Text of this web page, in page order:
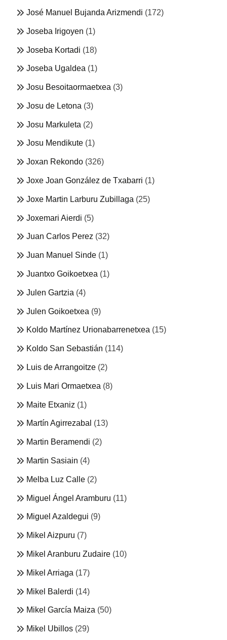
José Manuel Bujanda Arizmendi (172)
Joseba Irigoyen (1)
Joseba Kortadi (18)
Joseba Ugaldea (1)
Josu Besoitaormaetxea (3)
Josu de Letona (3)
Josu Markuleta (2)
Josu Mendikute (1)
Joxan Rekondo (326)
Joxe Joan González de Txabarri (1)
Joxe Martin Larburu Zubillaga (25)
Joxemari Aierdi (5)
Juan Carlos Perez (32)
Juan Manuel Sinde (1)
Juantxo Goikoetxea (1)
Julen Gartzia (4)
Julen Goikoetxea (9)
Koldo Martínez Urionabarrenetxea (15)
Koldo San Sebastián (114)
Luis de Arrangoitze (2)
Luis Mari Ormaetxea (8)
Maite Etxaniz (1)
Martín Agirrezabal (13)
Martin Beramendi (2)
Martin Sasiain (4)
Melba Luz Calle (2)
Miguel Ángel Aramburu (11)
Miguel Azaldegui (9)
Mikel Aizpuru (7)
Mikel Aranburu Zudaire (10)
Mikel Arriaga (17)
Mikel Balerdi (14)
Mikel García Maiza (50)
Mikel Ubillos (29)